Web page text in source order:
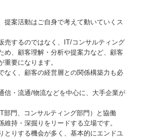
提案活動はご自身で考えて動いていくス
売するのではなく、IT/コンサルティング
め、顧客理解・分析や提案力など、顧客
重要になります。
なく、顧客の経営層との関係構築力も必
信・流通/物流などを中心に、大手企業が
部門、コンサルティング部門）と協働
維持・深掘りをリードする立場です。
とりする機会が多く、基本的にエンドユ